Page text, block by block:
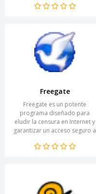
especialmente relevante
Freegate
Freegate es un potente
programa diseñado para
eludir la censura en Internet y
garantizar un acceso seguro a
desarrollado...